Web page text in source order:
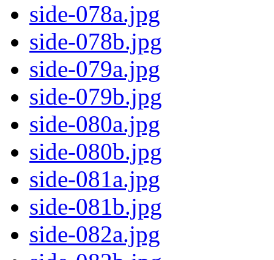
side-078a.jpg
side-078b.jpg
side-079a.jpg
side-079b.jpg
side-080a.jpg
side-080b.jpg
side-081a.jpg
side-081b.jpg
side-082a.jpg